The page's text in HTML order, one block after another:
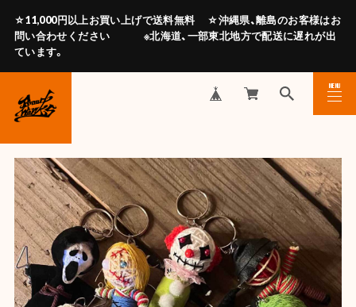
☆11,000円以上お買い上げで送料無料 ☆沖縄県、離島のお客様はお
問い合わせください ※北海道、一部東北地方で配送に遅れが出
ています。
MENU
CLOSE